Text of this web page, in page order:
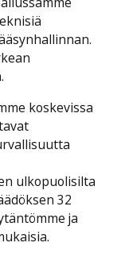
koskevissa
ulkopuolisilta
32
ja